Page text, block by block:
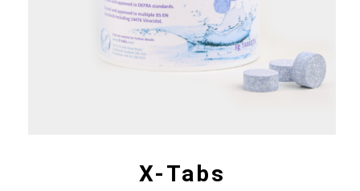
X-Tabs